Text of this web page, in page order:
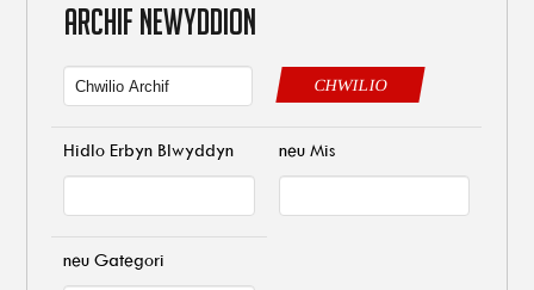
ARCHIF NEWYDDION
CHWILIO
Hidlo Erbyn Blwyddyn neu Mis
neu Gategori